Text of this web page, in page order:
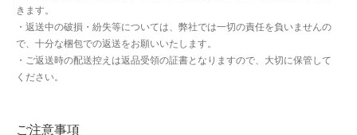
ギフト特集
クイック注文フォーム
きます。
・返送中の破損・紛失等については、弊社では一切の責任を負いませんの
で、十分な梱包での返送をお願いいたします。
・ご返送時の配送控えは返品受領の証書となりますので、大切に保管して
ください。
ご注意事項